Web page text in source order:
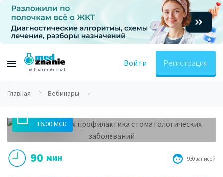
by PharmaGlobal
Войти Регистрация
Главная Вебинары
16.00 МСК
90 мин 930 записей